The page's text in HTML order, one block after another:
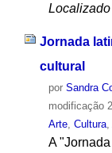
Jornada
cultural
por Sandra
modificação
Arte, Cultura,
A